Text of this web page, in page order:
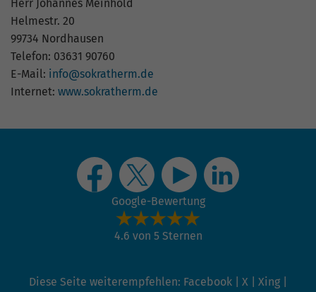
Herr Johannes Meinhold
Helmestr. 20
99734 Nordhausen
Telefon: 03631 90760
E-Mail: info@sokratherm.de
Internet: www.sokratherm.de
Google-Bewertung
4.6 von 5 Sternen
Diese Seite weiterempfehlen: Facebook X Xing